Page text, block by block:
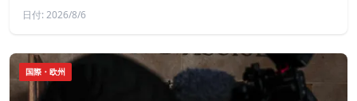
日付: 2026/8/6
国際・欧州